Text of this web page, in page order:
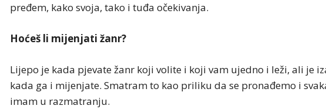
pređem, kako svoja, tako i tuđa očekivanja.
Hoćeš li mijenjati žanr?
Lijepo je kada pjevate žanr koji volite i koji vam ujedno i leži, ali je
kada ga i mijenjate. Smatram to kao priliku da se pronađemo i
imam u razmatranju.